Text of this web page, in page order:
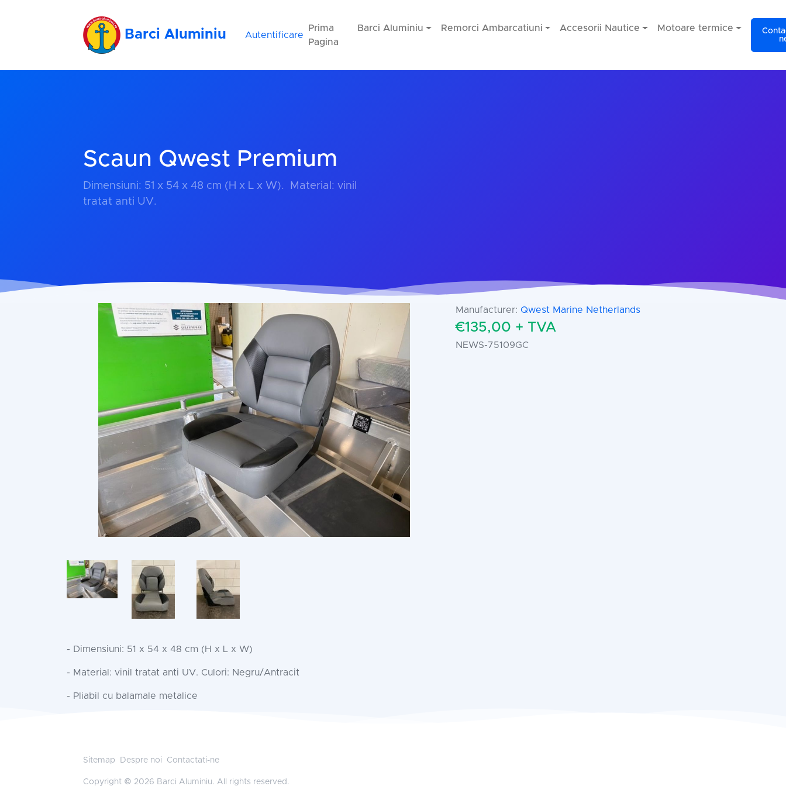
Barci Aluminiu Autentificare
Prima
Pagina
Barci Aluminiu Remorci Ambarcatiuni Accesorii Nautice Motoare termice
Scaun Qwest Premium
‎Dimensiuni: 51 x 54 x 48 cm (H x L x W). ‎‎ ‎‎Material: vinil
tratat anti UV.‎
Manufacturer: Qwest Marine Netherlands
€135,00 + TVA
NEWS-75109GC
- Dimensiuni: 51 x 54 x 48 cm (H x L x W)
- Material: vinil tratat anti UV. Culori: Negru/Antracit
- Pliabil cu balamale metalice
Sitemap Despre noi Contactati-ne
Copyright © 2026 Barci Aluminiu. All rights reserved.